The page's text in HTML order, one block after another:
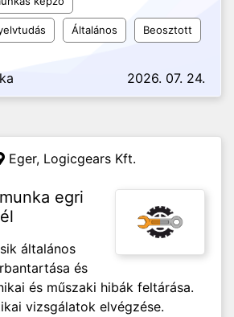
Általános Beosztott
2026. 07. 24.
Eger, Logicgears Kft.
egri
általános
és
és műszaki hibák feltárása.
vizsgálatok elvégzése.